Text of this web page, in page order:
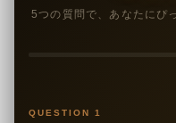
5つの質問で、あなたにぴ
QUESTION 1